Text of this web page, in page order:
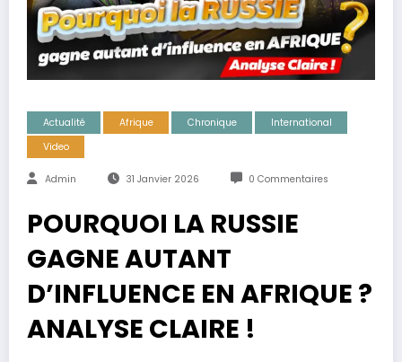
Actualité Afrique Chronique
International
Video
Admin 31 Janvier 2026 0 Commentaires
POURQUOI LA RUSSIE
GAGNE AUTANT
D’INFLUENCE EN AFRIQUE ?
ANALYSE CLAIRE !